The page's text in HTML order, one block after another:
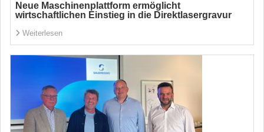
Neue Maschinenplattform ermöglicht
wirtschaftlichen Einstieg in die Direktlasergravur
Weiterlesen